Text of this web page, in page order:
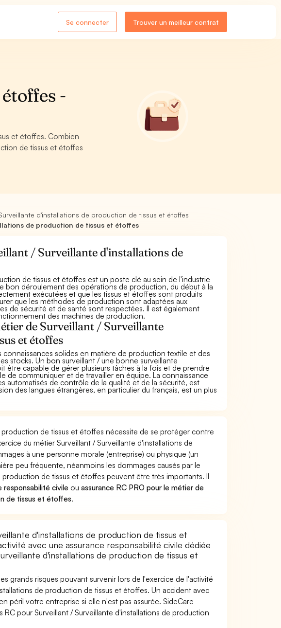
Se connecter Trouver un meilleur contrat
-
et étoffes. Combien
de tissus et étoffes
d'installations de production de tissus et étoffes
de production de tissus et étoffes
/ Surveillante d'installations de
de tissus et étoffes est un poste clé au sein de l'industrie
bon déroulement des opérations de production, du début à la
exécutées et que les tissus et étoffes sont produits
que les méthodes de production sont adaptées aux
de sécurité et de santé sont respectées. Il est également
des machines de production.
de Surveillant / Surveillante
et étoffes
solides en matière de production textile et des
stocks. Un bon surveillant / une bonne surveillante
capable de gérer plusieurs tâches à la fois et de prendre
de communiquer et de travailler en équipe. La connaissance
automatisés de contrôle de la qualité et de la sécurité, est
des langues étrangères, en particulier du français, est un plus
de tissus et étoffes nécessite de se protéger contre
du métier Surveillant / Surveillante d'installations de
à une personne morale (entreprise) ou physique (un
peu fréquente, néanmoins les dommages causés par le
de tissus et étoffes peuvent être très importants. Il
responsabilité civile ouassurance RC PRO pour le métier de
de tissus et étoffes.
d'installations de production de tissus et
avec une assurance responsabilité civile dédiée
d'installations de production de tissus et
grands risques pouvant survenir lors de l'exercice de l'activité
de production de tissus et étoffes. Un accident avec
péril votre entreprise si elle n'est pas assurée. SideCare
RC pour Surveillant / Surveillante d'installations de production